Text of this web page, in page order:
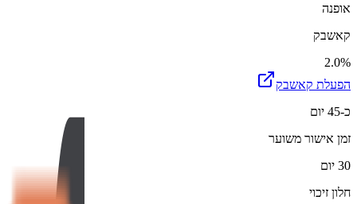
אופנה
קאשבק
2.0%
הפעלת קאשבק
כ-45 יום
זמן אישור משוער
30 יום
חלון זיכוי